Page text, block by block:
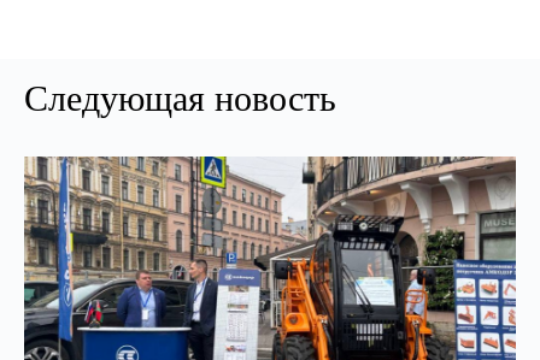
Следующая новость